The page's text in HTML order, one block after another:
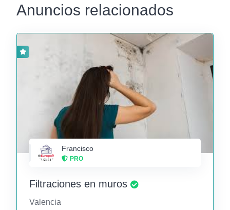
Anuncios relacionados
Francisco
PRO
Filtraciones en muros
Valencia